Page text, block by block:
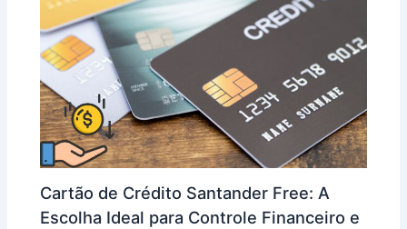
Cartão de Crédito Santander Free: A
Escolha Ideal para Controle Financeiro e